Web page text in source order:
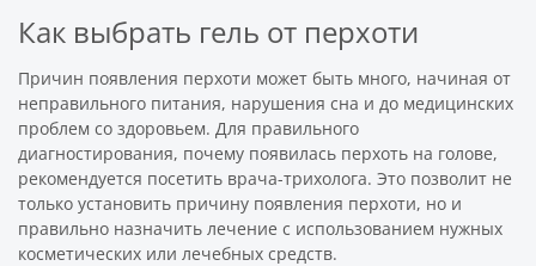
Как выбрать гель от перхоти
Причин появления перхоти может быть много, начиная от
неправильного питания, нарушения сна и до медицинских
проблем со здоровьем. Для правильного
диагностирования, почему появилась перхоть на голове,
рекомендуется посетить врача-трихолога. Это позволит не
только установить причину появления перхоти, но и
правильно назначить лечение с использованием нужных
косметических или лечебных средств.